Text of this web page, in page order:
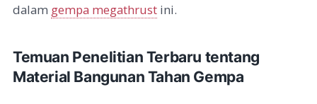
dalam gempa megathrust ini.
Temuan Penelitian Terbaru tentang
Material Bangunan Tahan Gempa